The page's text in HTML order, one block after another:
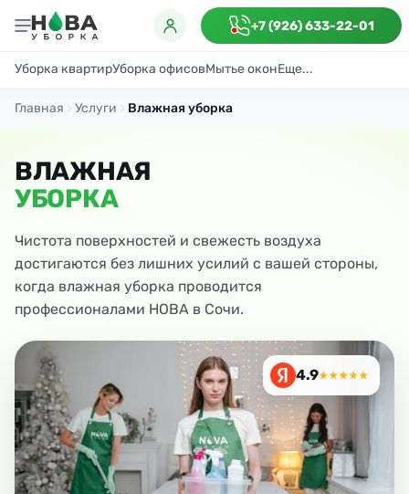
+7 (926) 633-22-01
Уборка квартирУборка офисовМытье оконЕще...
ГенеральнаяПоддерживающаяПосле ремонта
Главная Услуги Влажная уборка
ВЛАЖНАЯ
УБОРКА
Чистота поверхностей и свежесть воздуха
достигаются без лишних усилий с вашей стороны,
когда влажная уборка проводится
профессионалами НОВА в Сочи.
4.9★★★★★